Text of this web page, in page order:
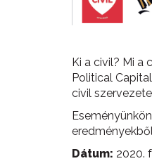
Ki a civil? Mi a
Political
civil
Dátum: 2020.